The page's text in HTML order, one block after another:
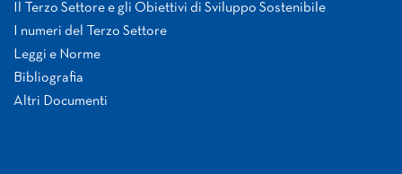
Il Terzo Settore e gli Obiettivi di Sviluppo Sostenibile
I numeri del Terzo Settore
Leggi e Norme
Bibliografia
Altri Documenti